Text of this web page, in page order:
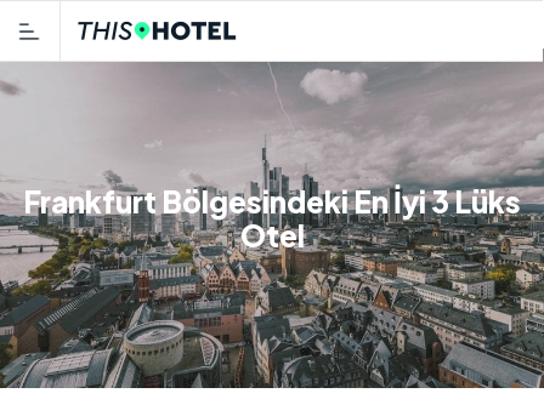
Frankfurt Bölgesindeki En İyi 3 Lüks
Otel